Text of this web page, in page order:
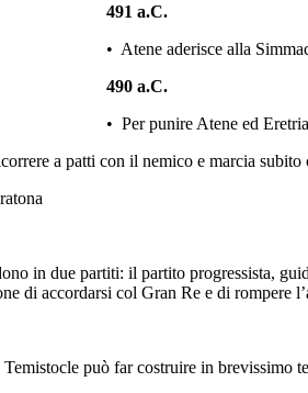
491 a.C.
• Atene aderisce alla
490 a.C.
• Per punire Atene ed
a patti con il nemico e marcia
in due partiti: il partito progressista,
di accordarsi col Gran Re e di rompere
può far costruire in brevissimo